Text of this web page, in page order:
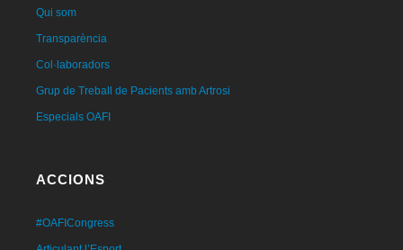
Qui som
Transparència
Col·laboradors
Grup de Treball de Pacients amb Artrosi
Especials OAFI
ACCIONS
#OAFICongress